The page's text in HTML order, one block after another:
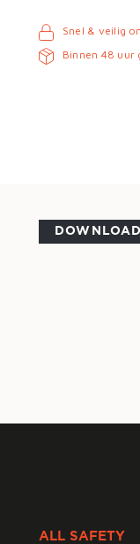
Snel & veilig
Binnen 48 uur
ALL SAFETY